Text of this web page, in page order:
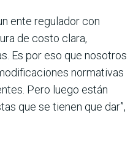
ente regulador con
de costo clara,
Es por eso que nosotros
nor­mativas
Pero luego están
que se tienen que dar”,